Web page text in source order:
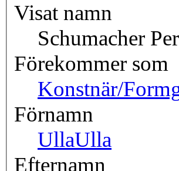
Visat namn
Schumacher
Förekommer som
Konstnär/
Förnamn
UllaUlla
Efternamn